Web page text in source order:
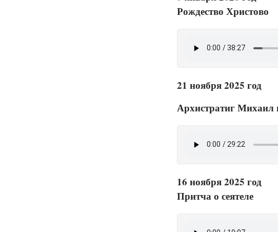
Рождество Христово
21 ноября 2025 год
Архистратиг Михаил
16 ноября 2025 год
Притча о сеятеле